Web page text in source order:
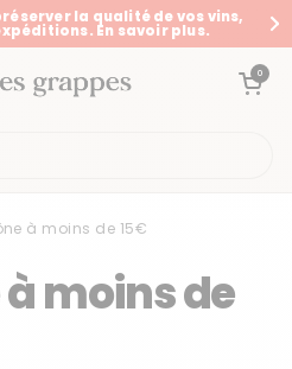
la qualité de vos vins,
En savoir plus.
Ouvrir le panier
0
à moins de 15€
à moins de